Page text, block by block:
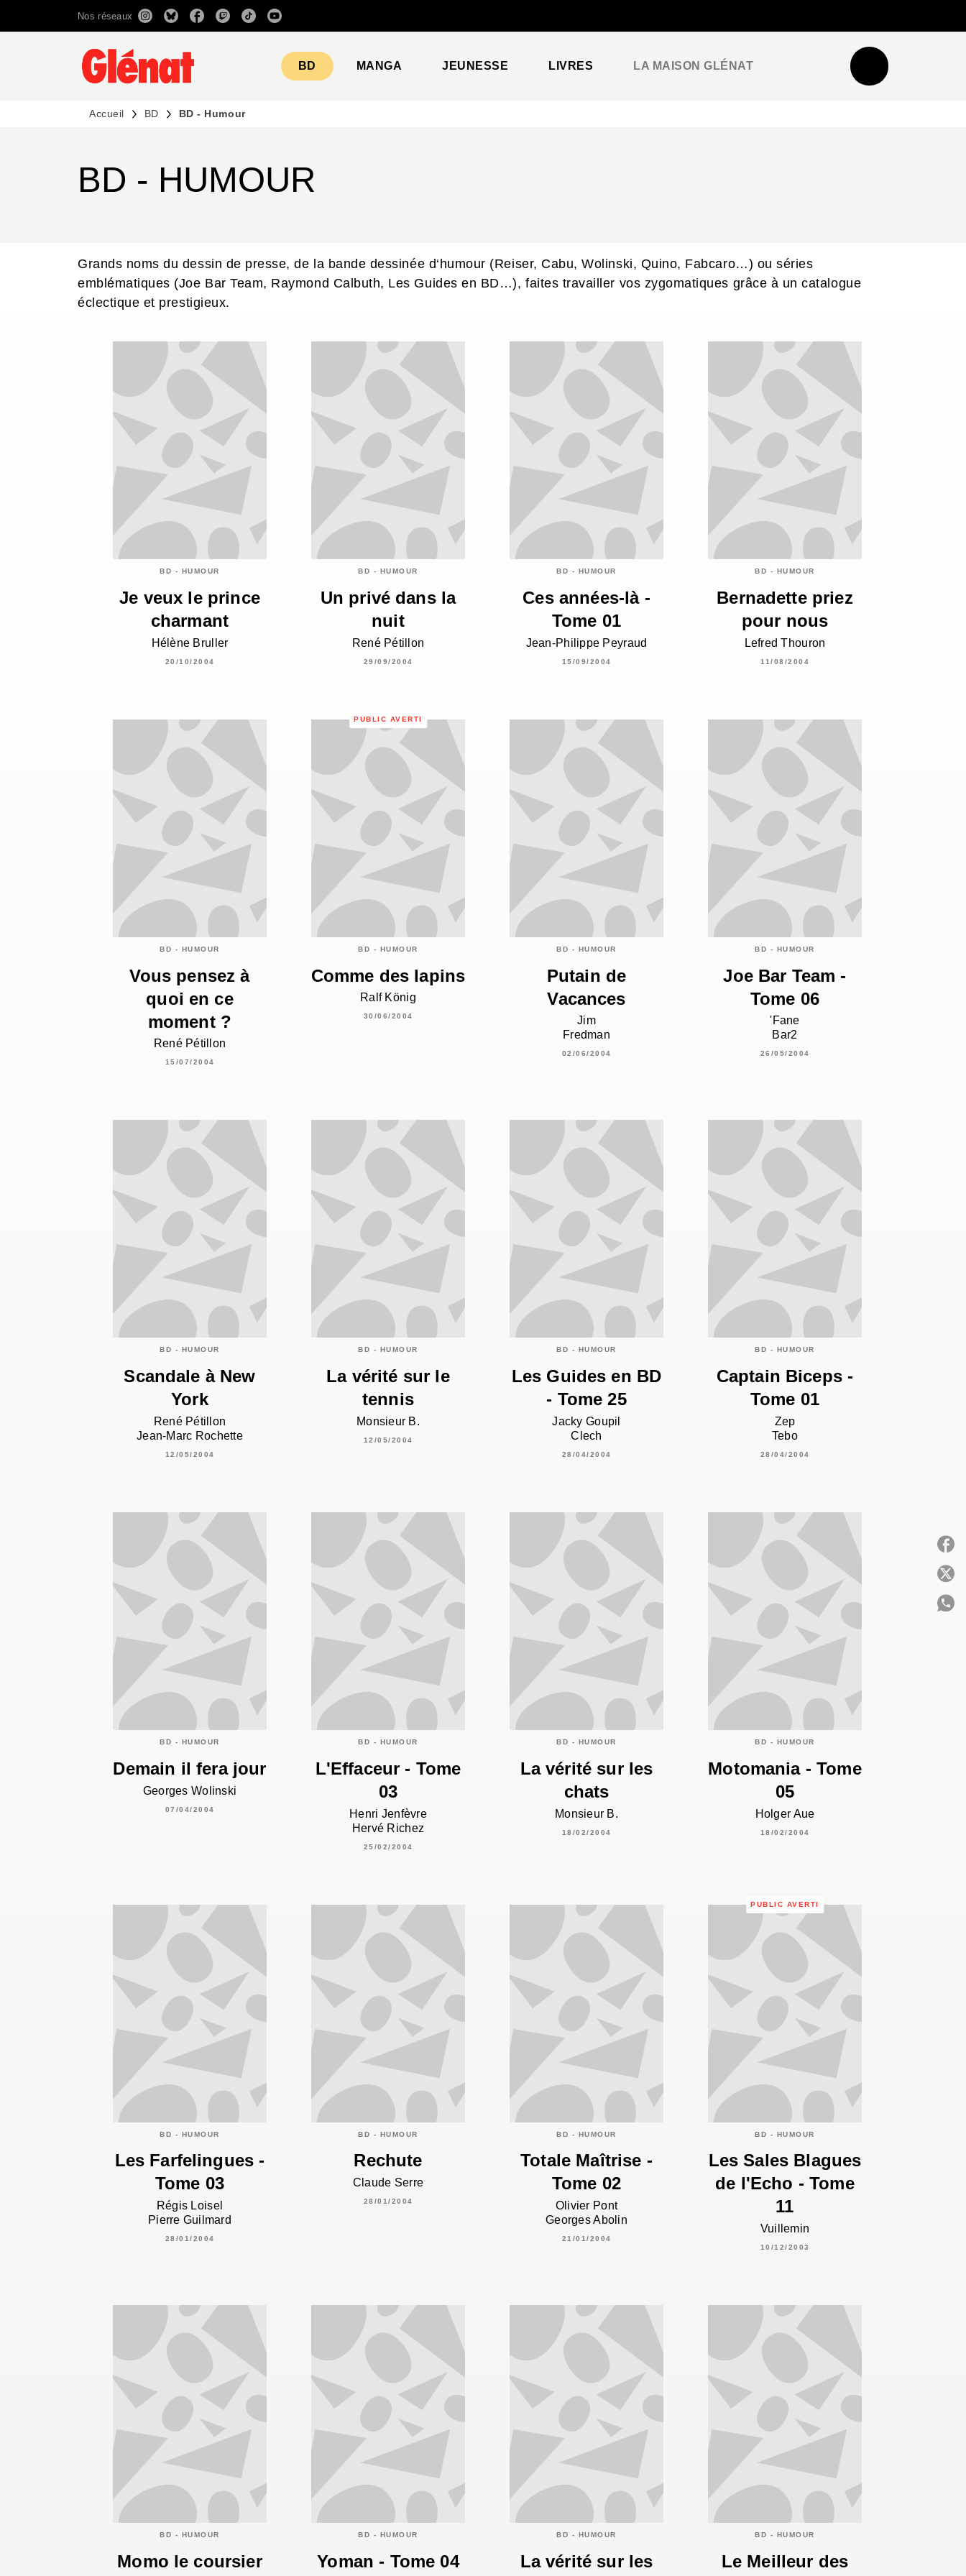
RECHERCHE CONTENU
Nos réseaux
BD MANGA JEUNESSE LIVRES LA MAISON GLÉNAT
Accueil BD BD - Humour
BD - HUMOUR
Grands noms du dessin de presse, de la bande dessinée d‘humour (Reiser, Cabu, Wolinski, Quino, Fabcaro…) ou séries
emblématiques (Joe Bar Team, Raymond Calbuth, Les Guides en BD…), faites travailler vos zygomatiques grâce à un catalogue
éclectique et prestigieux.
BD - HUMOUR
Je veux le prince
charmant
Hélène Bruller
20/10/2004
BD - HUMOUR
Un privé dans la
nuit
René Pétillon
29/09/2004
BD - HUMOUR
Ces années-là -
Tome 01
Jean-Philippe Peyraud
15/09/2004
BD - HUMOUR
Bernadette priez
pour nous
Lefred Thouron
11/08/2004
BD - HUMOUR
Vous pensez à
quoi en ce
moment ?
René Pétillon
15/07/2004
PUBLIC AVERTI
BD - HUMOUR
Comme des lapins
Ralf König
30/06/2004
BD - HUMOUR
Putain de
Vacances
Jim
Fredman
02/06/2004
BD - HUMOUR
Joe Bar Team -
Tome 06
'Fane
Bar2
26/05/2004
BD - HUMOUR
Scandale à New
York
René Pétillon
Jean-Marc Rochette
12/05/2004
BD - HUMOUR
La vérité sur le
tennis
Monsieur B.
12/05/2004
BD - HUMOUR
Les Guides en BD
- Tome 25
Jacky Goupil
Clech
28/04/2004
BD - HUMOUR
Captain Biceps -
Tome 01
Zep
Tebo
28/04/2004
BD - HUMOUR
Demain il fera jour
Georges Wolinski
07/04/2004
BD - HUMOUR
L'Effaceur - Tome
03
Henri Jenfèvre
Hervé Richez
25/02/2004
BD - HUMOUR
La vérité sur les
chats
Monsieur B.
18/02/2004
BD - HUMOUR
Motomania - Tome
05
Holger Aue
18/02/2004
BD - HUMOUR
Les Farfelingues -
Tome 03
Régis Loisel
Pierre Guilmard
28/01/2004
BD - HUMOUR
Rechute
Claude Serre
28/01/2004
BD - HUMOUR
Totale Maîtrise -
Tome 02
Olivier Pont
Georges Abolin
21/01/2004
PUBLIC AVERTI
BD - HUMOUR
Les Sales Blagues
de l'Echo - Tome
11
Vuillemin
10/12/2003
BD - HUMOUR
Momo le coursier
BD - HUMOUR
Yoman - Tome 04
BD - HUMOUR
La vérité sur les
BD - HUMOUR
Le Meilleur des